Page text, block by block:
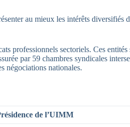
au mieux les intérêts diversifiés
sectoriels. Ces
par 59 chambres syndicales
négociations nationales.
de l’UIMM